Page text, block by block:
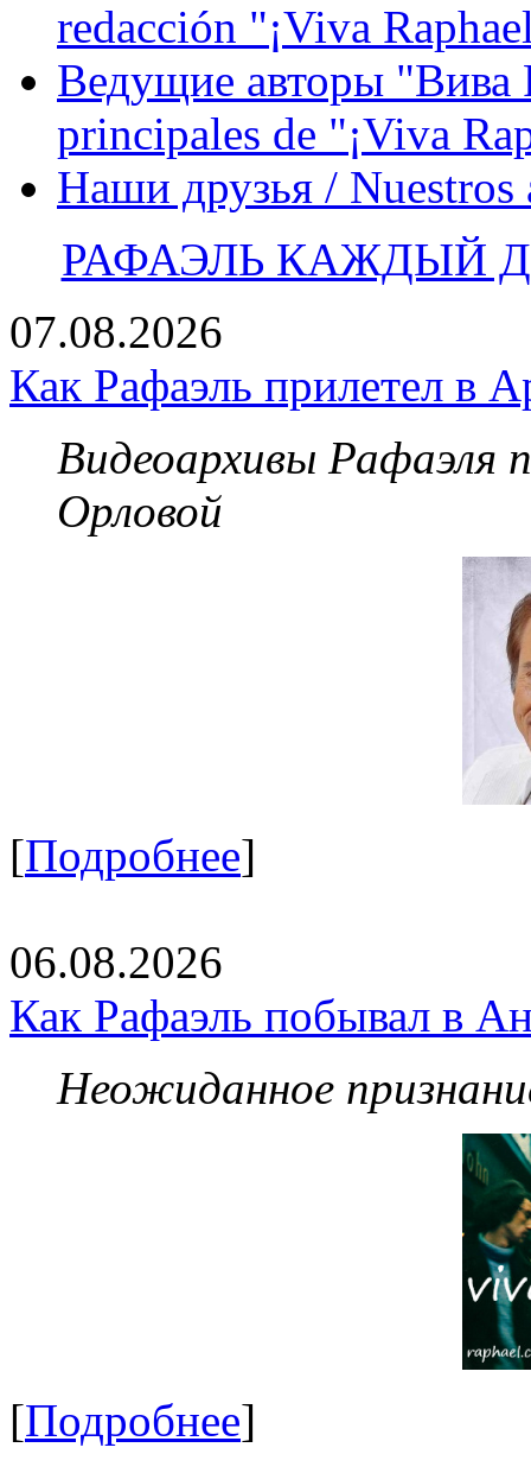
redacción "¡Viva
Ведущие авторы "Вива
principales de "¡Viva
Наши друзья / Nuestros
РАФАЭЛЬ КАЖДЫЙ
07.08.2026
Как Рафаэль прилетел в
Видеоархивы Рафаэля
Орловой
[Подробнее]
06.08.2026
Как Рафаэль побывал в
Неожиданное
[Подробнее]